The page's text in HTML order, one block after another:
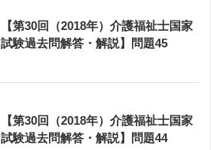
【第30回（2018年）介護福祉士国家
試験過去問解答・解説】問題45
【第30回（2018年）介護福祉士国家
試験過去問解答・解説】問題44